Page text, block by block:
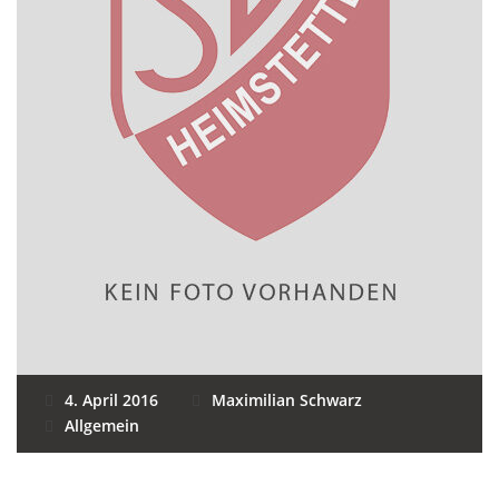
4. April 2016
Maximilian Schwarz
Allgemein